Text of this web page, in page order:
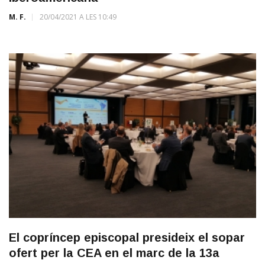
M. F. 20/04/2021 A LES 10:49
El copríncep episcopal presideix el sopar
ofert per la CEA en el marc de la 13a